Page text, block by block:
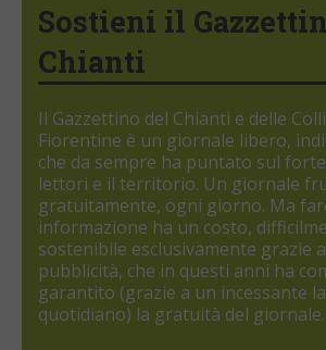
Sostieni il
Chianti
Il Gazzettino del Chianti e delle
Fiorentine è un giornale libero,
che da sempre ha puntato sul
lettori e il territorio. Un giornale
gratuitamente, ogni giorno. Ma
informazione ha un costo,
sostenibile esclusivamente grazie
pubblicità, che in questi anni ha
garantito (grazie a un incessante
quotidiano) la gratuità del giornale.